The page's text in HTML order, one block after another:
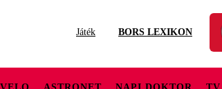
Játék BORS LEXIKON